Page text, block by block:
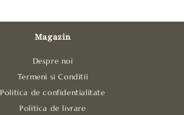
Magazin
Despre noi
Termeni si Conditii
Politica de confidentialitate
Politica de livrare